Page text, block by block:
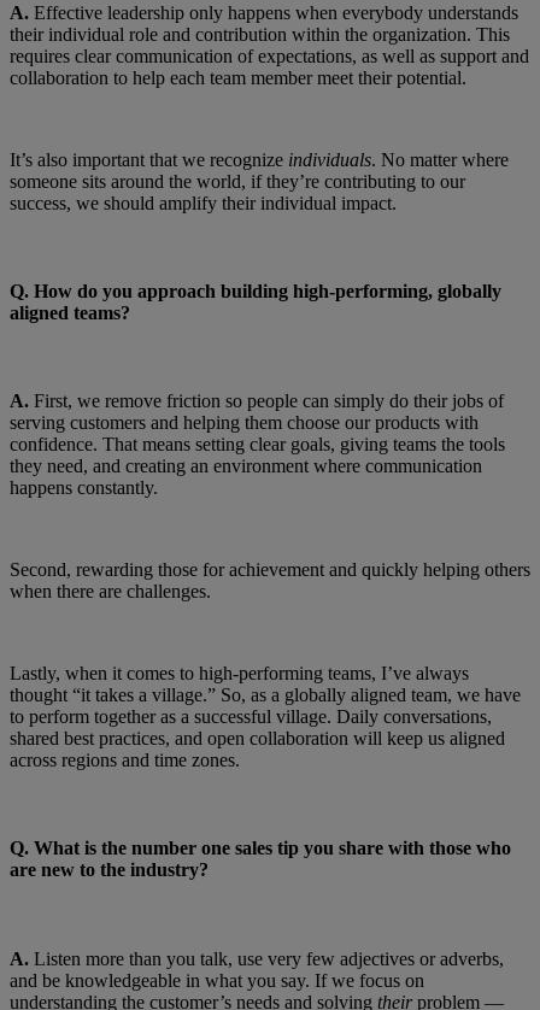
A. Effective leadership only happens when everybody understands
their individual role and contribution within the organization. This
requires clear communication of expectations, as well as support and
collaboration to help each team member meet their potential.
It’s also important that we recognize individuals. No matter where
someone sits around the world, if they’re contributing to our
success, we should amplify their individual impact.
Q. How do you approach building high-performing, globally
aligned teams?
A. First, we remove friction so people can simply do their jobs of
serving customers and helping them choose our products with
confidence. That means setting clear goals, giving teams the tools
they need, and creating an environment where communication
happens constantly.
Second, rewarding those for achievement and quickly helping others
when there are challenges.
Lastly, when it comes to high-performing teams, I’ve always
thought “it takes a village.” So, as a globally aligned team, we have
to perform together as a successful village. Daily conversations,
shared best practices, and open collaboration will keep us aligned
across regions and time zones.
Q. What is the number one sales tip you share with those who
are new to the industry?
A. Listen more than you talk, use very few adjectives or adverbs,
and be knowledgeable in what you say. If we focus on
understanding the customer’s needs and solving theirproblem —